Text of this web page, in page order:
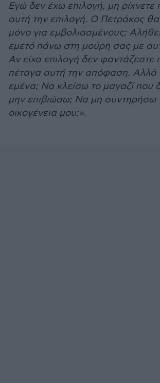
Εγώ δεν έχω επιλογή, μη
αυτή την επιλογή. Ο Πετράκος
μόνο για εμβολιασμένους;
εμετό πάνω στη μούρη σας με
Αν είχα επιλογή δεν φαντάζεστε
πέταγα αυτή την απόφαση. Αλλά
εμένα; Να κλείσω το μαγαζί που
μην επιβιώσω; Να μη συντηρήσω
οικογένεια μου;».